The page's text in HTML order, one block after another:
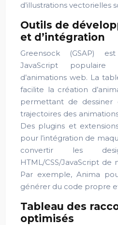
d’illustrations vectorielles
Outils de
et d’intégration
Greensock (GSAP)
JavaScript
d’animations web. La
facilite la création
permettant de
trajectoires des
Des plugins et
pour l’intégration de
convertir les
HTML/CSS/JavaScript
Par exemple, Anima
générer du code propre
Tableau des
optimisés